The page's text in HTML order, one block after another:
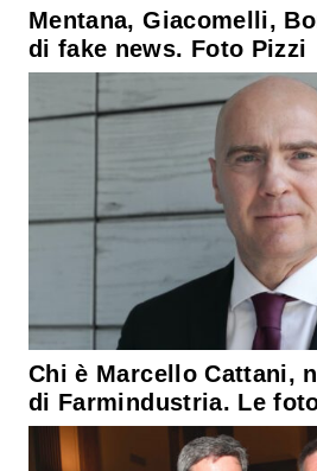
Mentana, Giacomelli,
di fake news. Foto Pizzi
Chi è Marcello Cattani,
di Farmindustria. Le